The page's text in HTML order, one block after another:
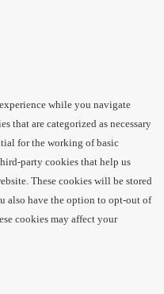
while you navigate
that are categorized as necessary
for the working of basic
party cookies that help us
These cookies will be stored
also have the option to opt-out of
cookies may affect your